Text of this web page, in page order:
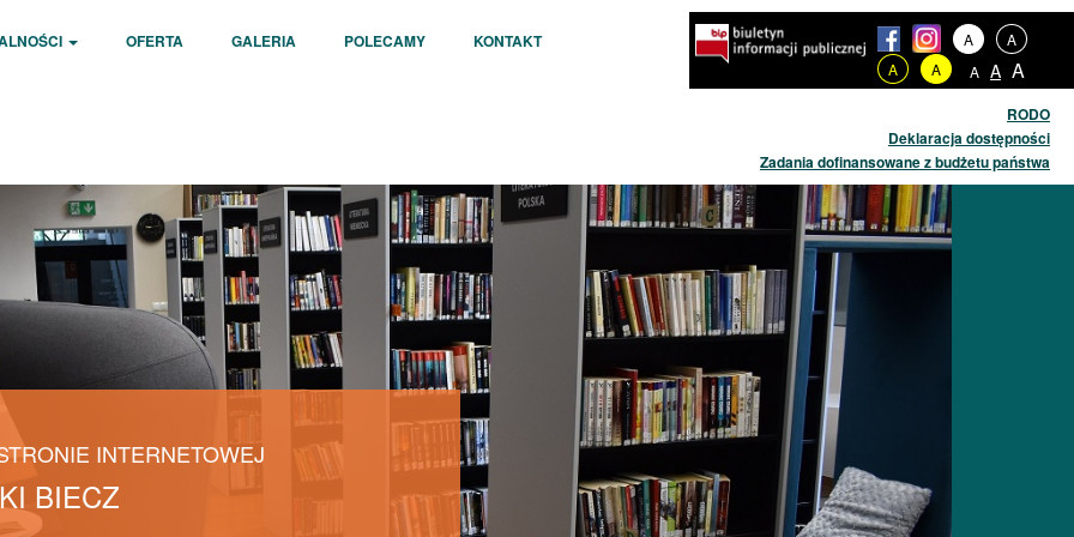
OFERTA GALERIA POLECAMY KONTAKT A
A
A
A A A A
RODO
Deklaracja dostępności
Zadania dofinansowane z budżetu państwa
INTERNETOWEJ
BIECZ